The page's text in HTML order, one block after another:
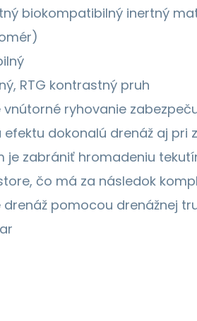
biokompatibilný inertný
RTG kontrastný pruh
ryhovanie
efektu dokonalú drenáž aj pri
je zabrániť hromadeniu
čo má za následok
drenáž pomocou drenážnej